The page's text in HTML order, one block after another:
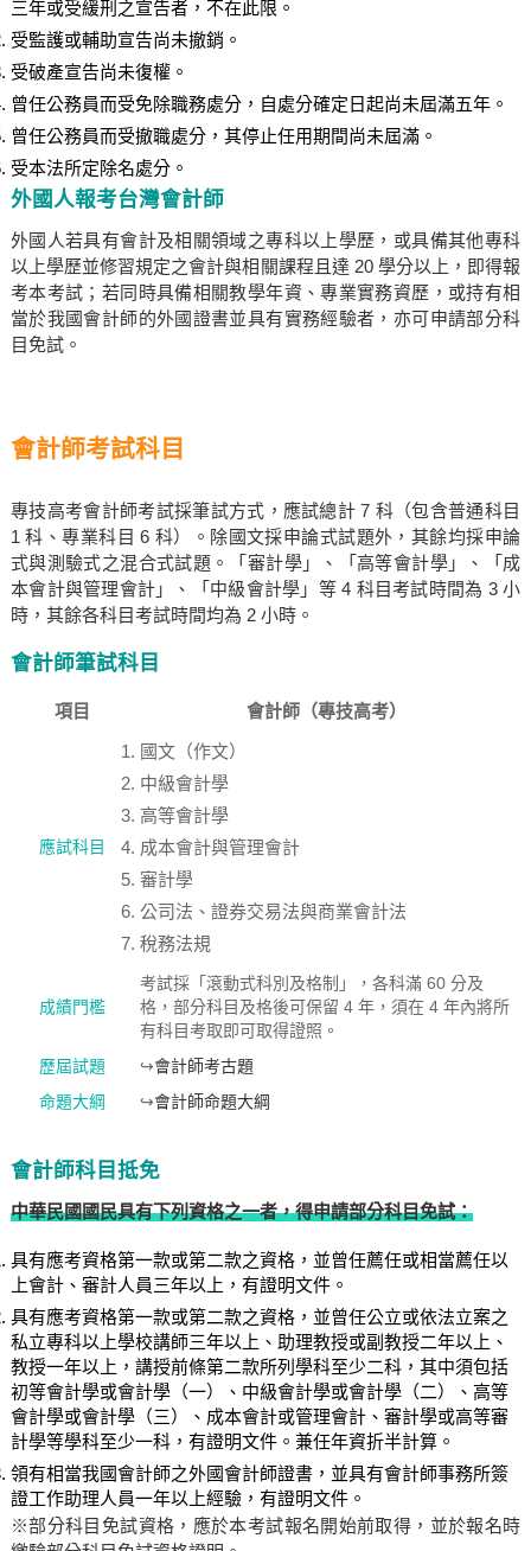
三年或受緩刑之宣告者，不在此限。
受監護或輔助宣告尚未撤銷。
受破產宣告尚未復權。
曾任公務員而受免除職務處分，自處分確定日起尚未屆滿五年。
曾任公務員而受撤職處分，其停止任用期間尚未屆滿。
受本法所定除名處分。
外國人報考台灣會計師
外國人若具有會計及相關領域之專科以上學歷，或具備其他專科
以上學歷並修習規定之會計與相關課程且達 20 學分以上，即得報
考本考試；若同時具備相關教學年資、專業實務資歷，或持有相
當於我國會計師的外國證書並具有實務經驗者，亦可申請部分科
目免試。
會計師考試科目
專技高考會計師考試採筆試方式，應試總計 7 科（包含普通科目
1 科、專業科目 6 科）。除國文採申論式試題外，其餘均採申論
式與測驗式之混合式試題。「審計學」、「高等會計學」、「成
本會計與管理會計」、「中級會計學」等 4 科目考試時間為 3 小
時，其餘各科目考試時間均為 2 小時。
會計師筆試科目
項目 會計師（專技高考）
應試科目
國文（作文）
中級會計學
高等會計學
成本會計與管理會計
審計學
公司法、證券交易法與商業會計法
稅務法規
成績門檻
考試採「滾動式科別及格制」，各科滿 60 分及
格，部分科目及格後可保留 4 年，須在 4 年內將所
有科目考取即可取得證照。
歷屆試題
↪會計師考古題
命題大綱
↪會計師命題大綱
會計師科目抵免
中華民國國民具有下列資格之一者，得申請部分科目免試：
具有應考資格第一款或第二款之資格，並曾任薦任或相當薦任以
上會計、審計人員三年以上，有證明文件。
具有應考資格第一款或第二款之資格，並曾任公立或依法立案之
私立專科以上學校講師三年以上、助理教授或副教授二年以上、
教授一年以上，講授前條第二款所列學科至少二科，其中須包括
初等會計學或會計學（一）、中級會計學或會計學（二）、高等
會計學或會計學（三）、成本會計或管理會計、審計學或高等審
計學等學科至少一科，有證明文件。兼任年資折半計算。
領有相當我國會計師之外國會計師證書，並具有會計師事務所簽
證工作助理人員一年以上經驗，有證明文件。
※部分科目免試資格，應於本考試報名開始前取得，並於報名時